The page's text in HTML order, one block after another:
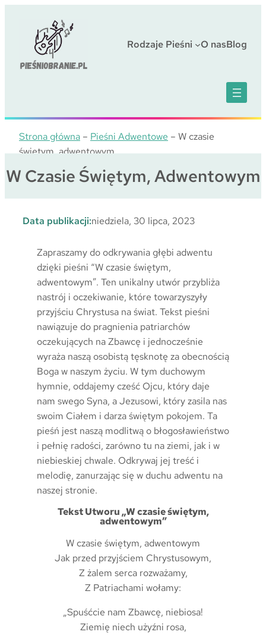
Rodzaje Pieśni O nasBlog
Strona główna – Pieśni Adwentowe – W czasie
świętym, adwentowym
W Czasie Świętym, Adwentowym
Data publikacji:niedziela, 30 lipca, 2023
Zapraszamy do odkrywania głębi adwentu
dzięki pieśni “W czasie świętym,
adwentowym”. Ten unikalny utwór przybliża
nastrój i oczekiwanie, które towarzyszyły
przyjściu Chrystusa na świat. Tekst pieśni
nawiązuje do pragnienia patriarchów
oczekujących na Zbawcę i jednocześnie
wyraża naszą osobistą tęsknotę za obecnością
Boga w naszym życiu. W tym duchowym
hymnie, oddajemy cześć Ojcu, który daje
nam swego Syna, a Jezusowi, który zasila nas
swoim Ciałem i darza świętym pokojem. Ta
pieśń jest naszą modlitwą o błogosławieństwo
i pełnię radości, zarówno tu na ziemi, jak i w
niebieskiej chwale. Odkrywaj jej treść i
melodię, zanurzając się w duchu adwentu na
naszej stronie.
Tekst Utworu „W czasie świętym,
adwentowym”
W czasie świętym, adwentowym
Jak przed przyjściem Chrystusowym,
Z żalem serca rozważamy,
Z Patriachami wołamy:
„Spuśćcie nam Zbawcę, niebiosa!
Ziemię niech użyźni rosa,